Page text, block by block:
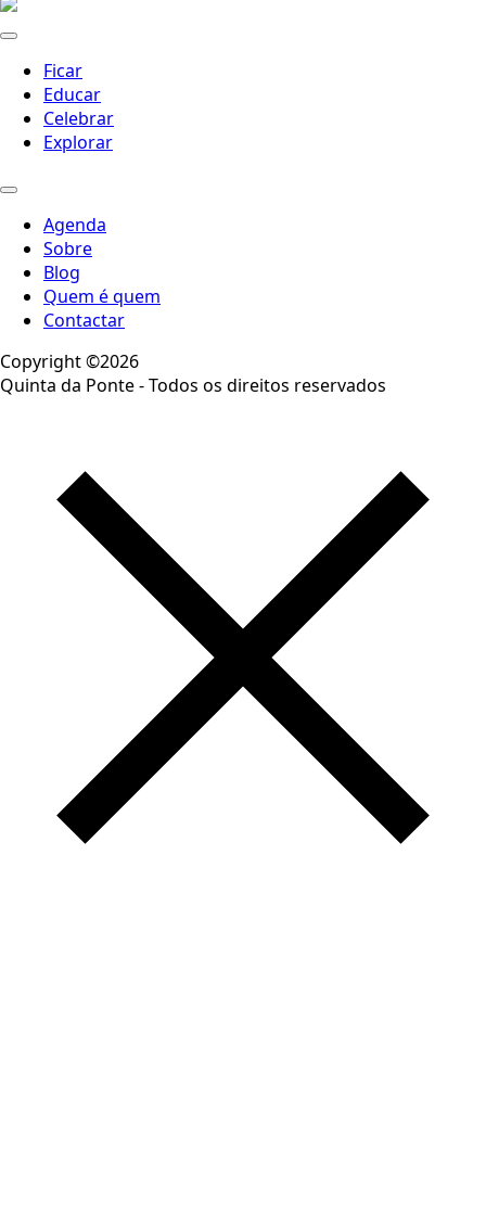
Ficar
Educar
Celebrar
Explorar
Agenda
Sobre
Blog
Quem é quem
Contactar
Copyright ©2026
Quinta da Ponte - Todos os direitos reservados